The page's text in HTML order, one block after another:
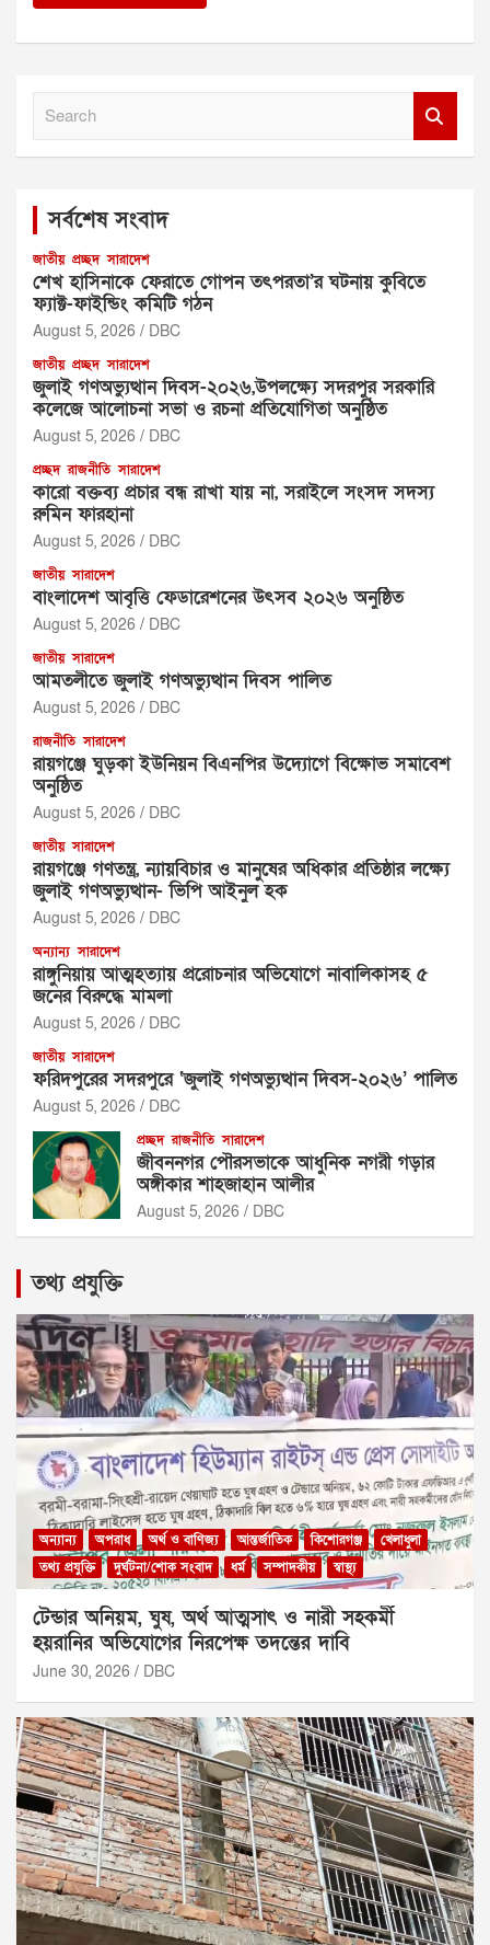
সর্বশেষ সংবাদ
জাতীয় প্রচ্ছদ সারাদেশ
শেখ হাসিনাকে ফেরাতে গোপন তৎপরতা’র ঘটনায় কুবিতে
ফ্যাক্ট-ফাইন্ডিং কমিটি গঠন
August 5, 2026 DBC
জাতীয় প্রচ্ছদ সারাদেশ
জুলাই গণঅভ্যুত্থান দিবস-২০২৬,উপলক্ষ্যে সদরপুর সরকারি
কলেজে আলোচনা সভা ও রচনা প্রতিযোগিতা অনুষ্ঠিত
August 5, 2026 DBC
প্রচ্ছদ রাজনীতি সারাদেশ
‎কারো বক্তব্য প্রচার বন্ধ রাখা যায় না, সরাইলে সংসদ সদস্য
রুমিন ফারহানা ‎ ‎
August 5, 2026 DBC
জাতীয় সারাদেশ
বাংলাদেশ আবৃত্তি ফেডারেশনের উৎসব ২০২৬ অনুষ্ঠিত
August 5, 2026 DBC
জাতীয় সারাদেশ
আমতলীতে জুলাই গণঅভ্যুত্থান দিবস পালিত
August 5, 2026 DBC
রাজনীতি সারাদেশ
রায়গঞ্জে ঘুড়কা ইউনিয়ন বিএনপির উদ্যোগে বিক্ষোভ সমাবেশ
অনুষ্ঠিত
August 5, 2026 DBC
জাতীয় সারাদেশ
রায়গঞ্জে গণতন্ত্র, ন্যায়বিচার ও মানুষের অধিকার প্রতিষ্ঠার লক্ষ্যে
জুলাই গণঅভ্যুত্থান- ভিপি আইনুল হক
August 5, 2026 DBC
অন্যান্য সারাদেশ
রাঙ্গুনিয়ায় আত্মহত্যায় প্ররোচনার অভিযোগে নাবালিকাসহ ৫
জনের বিরুদ্ধে মামলা
August 5, 2026 DBC
জাতীয় সারাদেশ
ফরিদপুরের সদরপুরে ‘জুলাই গণঅভ্যুত্থান দিবস-২০২৬’ পালিত
August 5, 2026 DBC
প্রচ্ছদ রাজনীতি সারাদেশ
জীবননগর পৌরসভাকে আধুনিক নগরী গড়ার
অঙ্গীকার শাহজাহান আলীর
August 5, 2026 DBC
তথ্য প্রযুক্তি
অন্যান্য অপরাধ অর্থ ও বাণিজ্য আন্তর্জাতিক কিশোরগঞ্জ
খেলাধুলা
তথ্য প্রযুক্তি
দুর্ঘটনা/শোক সংবাদ ধর্ম সম্পাদকীয় স্বাস্থ্য
টেন্ডার অনিয়ম, ঘুষ, অর্থ আত্মসাৎ ও নারী সহকর্মী
হয়রানির অভিযোগের নিরপেক্ষ তদন্তের দাবি
June 30, 2026 DBC